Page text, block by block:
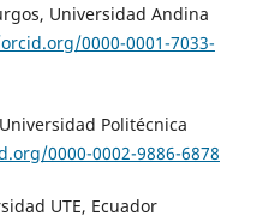
Universidad Andina
0000-0001-7033-
Politécnica
0000-0002-9886-6878
UTE, Ecuador